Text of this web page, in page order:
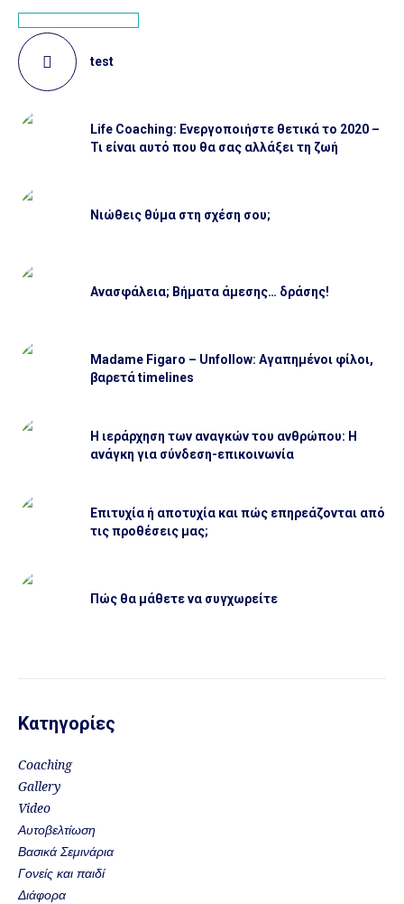
test
Life Coaching: Ενεργοποιήστε θετικά το 2020 –
Τι είναι αυτό που θα σας αλλάξει τη ζωή
Νιώθεις θύμα στη σχέση σου;
Ανασφάλεια; Βήματα άμεσης… δράσης!
Madame Figaro – Unfollow: Αγαπημένοι φίλοι,
βαρετά timelines
Η ιεράρχηση των αναγκών του ανθρώπου: Η
ανάγκη για σύνδεση-επικοινωνία
Επιτυχία ή αποτυχία και πώς επηρεάζονται από
τις προθέσεις μας;
Πώς θα μάθετε να συγχωρείτε
Κατηγορίες
Coaching
Gallery
Video
Αυτοβελτίωση
Βασικά Σεμινάρια
Γονείς και παιδί
Διάφορα